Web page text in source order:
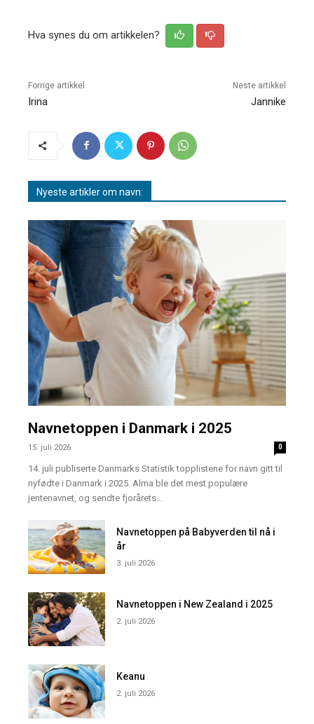
Hva synes du om artikkelen?
Forrige artikkel
Irina
Neste artikkel
Jannike
Nyeste artikler om navn:
Navnetoppen i Danmark i 2025
15. juli 2026 0
14. juli publiserte Danmarks Statistik topplistene for navn gitt til
nyfødte i Danmark i 2025. Alma ble det mest populære
jentenavnet, og sendte fjorårets...
Navnetoppen på Babyverden til nå i
år
3. juli 2026
Navnetoppen i New Zealand i 2025
2. juli 2026
Keanu
2. juli 2026